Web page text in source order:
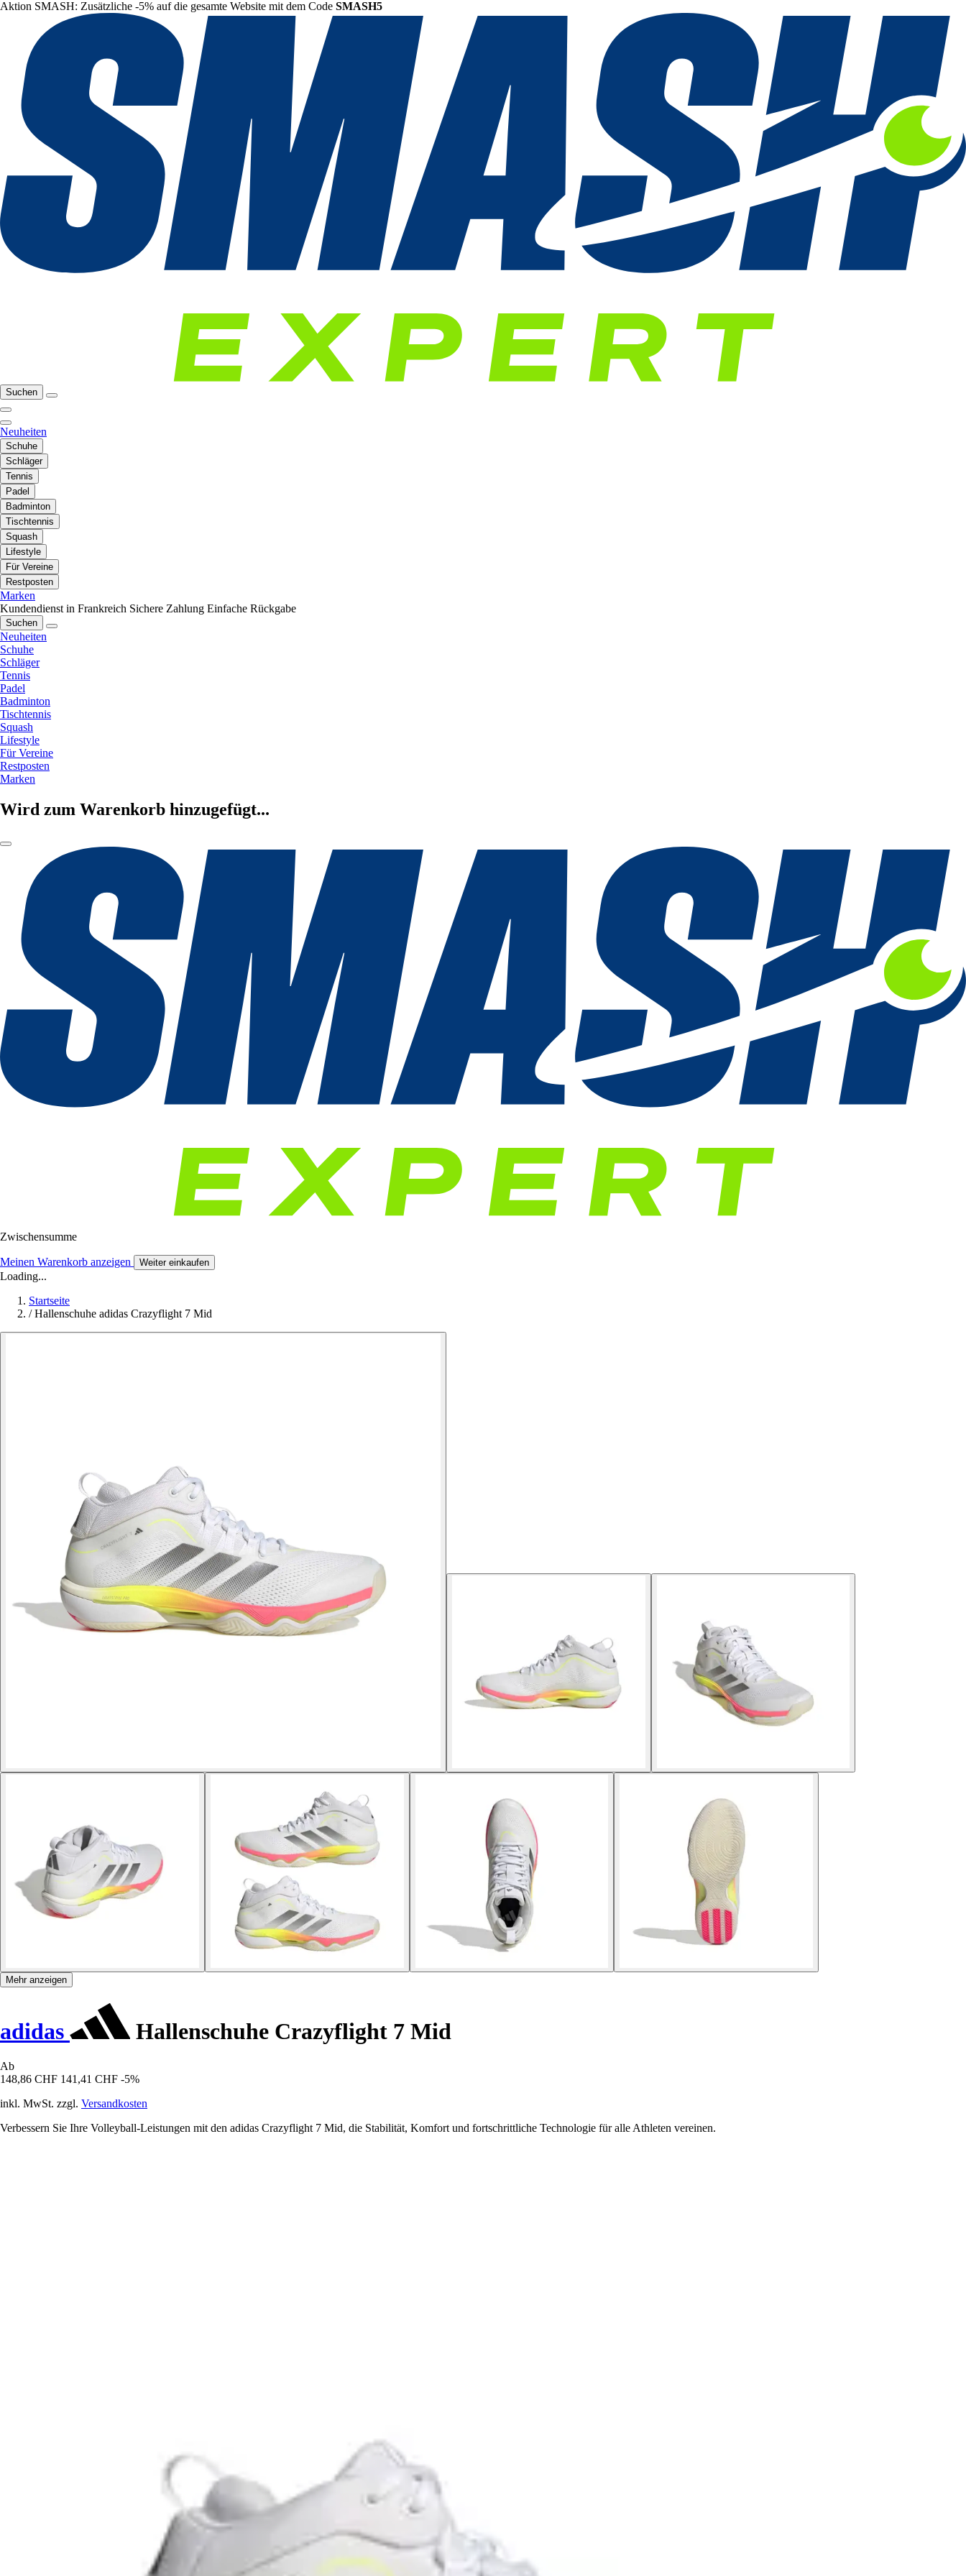
Aktion SMASH: Zusätzliche -5% auf die gesamte Website mit dem Code SMASH5
Suchen
Neuheiten
Schuhe
Schläger
Tennis
Padel
Badminton
Tischtennis
Squash
Lifestyle
Für Vereine
Restposten
Marken
Kundendienst in Frankreich Sichere Zahlung Einfache Rückgabe
Suchen
Neuheiten
Schuhe
Schläger
Tennis
Padel
Badminton
Tischtennis
Squash
Lifestyle
Für Vereine
Restposten
Marken
Wird zum Warenkorb hinzugefügt...
Zwischensumme
Meinen Warenkorb anzeigen Weiter einkaufen
Loading...
Startseite
/ Hallenschuhe adidas Crazyflight 7 Mid
Mehr anzeigen
adidas Hallenschuhe Crazyflight 7 Mid
Ab
148,86 CHF 141,41 CHF -5%
inkl. MwSt. zzgl. Versandkosten
Verbessern Sie Ihre Volleyball-Leistungen mit den adidas Crazyflight 7 Mid, die Stabilität, Komfort und fortschrittliche Technologie für alle Athleten vereinen.